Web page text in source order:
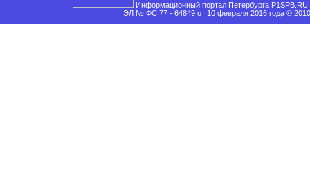
Информационный портал Петербурга
ЭЛ № ФС 77 - 64849 от 10 февраля 2016 года ©